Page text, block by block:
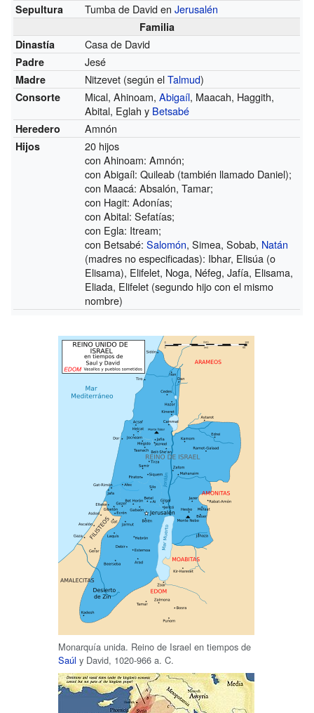
Sepultura Tumba de David enJerusalén
Familia
Dinastía
Casa de David
Padre Jesé
Madre Nitzevet (según elTalmud)
Consorte Mical, Ahinoam,Abigaíl, Maacah, Haggith,
Abital, Eglah y Betsabé
Heredero Amnón
Hijos
20 hijos
con Ahinoam: Amnón;
con Abigaíl: Quileab (también llamado Daniel);
con Maacá: Absalón, Tamar;
con Hagit: Adonías;
con Abital: Sefatías;
con Egla: Itream;
con Betsabé:Salomón, Simea, Sobab, Natán
(madres no especificadas): Ibhar, Elisúa (o
Elisama), Elifelet, Noga, Néfeg, Jafía, Elisama,
Eliada, Elifelet (segundo hijo con el mismo
nombre)
Monarquía unida. Reino de Israel en tiempos de
Saúl y David, 1020-966 a. C.